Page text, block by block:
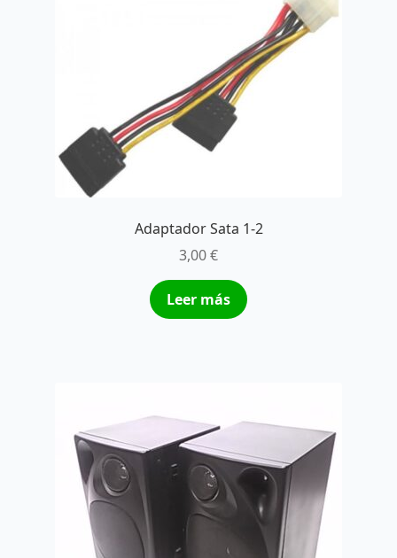
Adaptador Sata 1-2
3,00€
Leer más